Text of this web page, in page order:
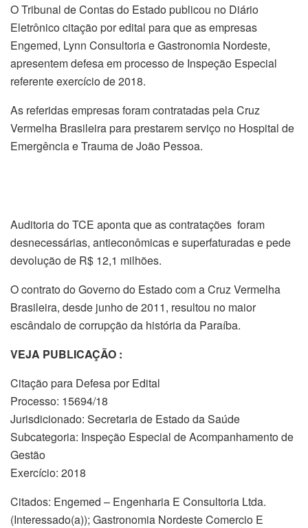
O Tribunal de Contas do Estado publicou no Diário
Eletrônico citação por edital para que as empresas
Engemed, Lynn Consultoria e Gastronomia Nordeste,
apresentem defesa em processo de Inspeção Especial
referente exercício de 2018.
As referidas empresas foram contratadas pela Cruz
Vermelha Brasileira para prestarem serviço no Hospital de
Emergência e Trauma de João Pessoa.
Auditoria do TCE aponta que as contratações foram
desnecessárias, antieconômicas e superfaturadas e pede
devolução de R$ 12,1 milhões.
O contrato do Governo do Estado com a Cruz Vermelha
Brasileira, desde junho de 2011, resultou no maior
escândalo de corrupção da história da Paraíba.
VEJA PUBLICAÇÃO :
Citação para Defesa por Edital
Processo: 15694/18
Jurisdicionado: Secretaria de Estado da Saúde
Subcategoria: Inspeção Especial de Acompanhamento de
Gestão
Exercício: 2018
Citados: Engemed – Engenharia E Consultoria Ltda.
(Interessado(a)); Gastronomia Nordeste Comercio E